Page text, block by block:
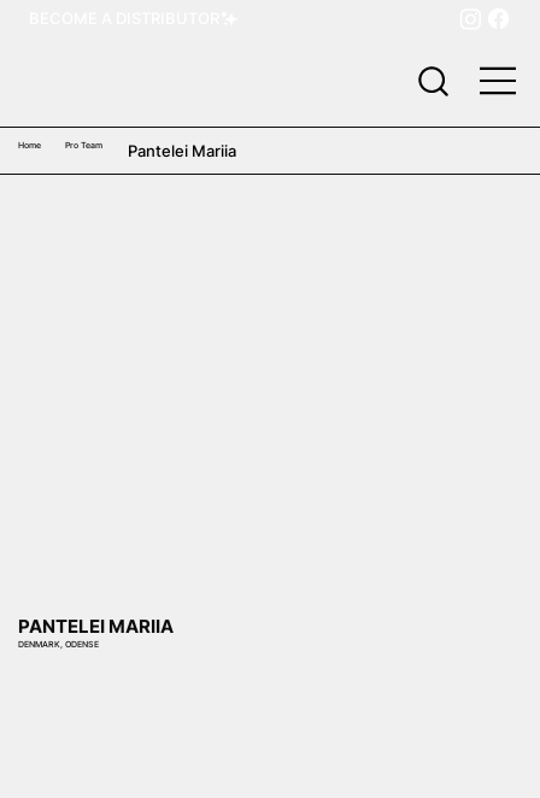
Home Pro Team Pantelei Mariia
PANTELEI MARIIA
DENMARK, ODENSE